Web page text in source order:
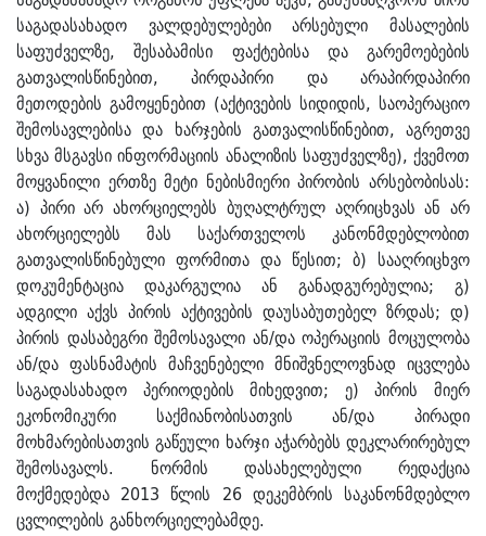
საგადასახადო ვალდებულებები არსებული მასალების
საფუძველზე, შესაბამისი ფაქტებისა და გარემოებების
გათვალისწინებით, პირდაპირი და არაპირდაპირი
მეთოდების გამოყენებით (აქტივების სიდიდის, საოპერაციო
შემოსავლებისა და ხარჯების გათვალისწინებით, აგრეთვე
სხვა მსგავსი ინფორმაციის ანალიზის საფუძველზე), ქვემოთ
მოყვანილი ერთზე მეტი ნებისმიერი პირობის არსებობისას:
ა) პირი არ ახორციელებს ბუღალტრულ აღრიცხვას ან არ
ახორციელებს მას საქართველოს კანონმდებლობით
გათვალისწინებული ფორმითა და წესით; ბ) სააღრიცხვო
დოკუმენტაცია დაკარგულია ან განადგურებულია; გ)
ადგილი აქვს პირის აქტივების დაუსაბუთებელ ზრდას; დ)
პირის დასაბეგრი შემოსავალი ან/და ოპერაციის მოცულობა
ან/და ფასნამატის მაჩვენებელი მნიშვნელოვნად იცვლება
საგადასახადო პერიოდების მიხედვით; ე) პირის მიერ
ეკონომიკური საქმიანობისათვის ან/და პირადი
მოხმარებისათვის გაწეული ხარჯი აჭარბებს დეკლარირებულ
შემოსავალს. ნორმის დასახელებული რედაქცია
მოქმედებდა 2013 წლის 26 დეკემბრის საკანონმდებლო
ცვლილების განხორციელებამდე.